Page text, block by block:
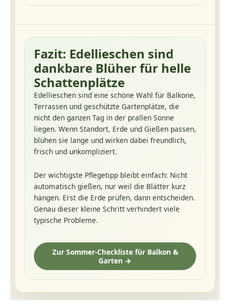
Fazit: Edellieschen sind
dankbare Blüher für helle
Schattenplätze
Edellieschen sind eine schöne Wahl für Balkone,
Terrassen und geschützte Gartenplätze, die
nicht den ganzen Tag in der prallen Sonne
liegen. Wenn Standort, Erde und Gießen passen,
blühen sie lange und wirken dabei freundlich,
frisch und unkompliziert.
Der wichtigste Pflegetipp bleibt einfach: Nicht
automatisch gießen, nur weil die Blätter kurz
hängen. Erst die Erde prüfen, dann entscheiden.
Genau dieser kleine Schritt verhindert viele
typische Probleme.
Zur Sommer-Checkliste für Balkon &
Garten →